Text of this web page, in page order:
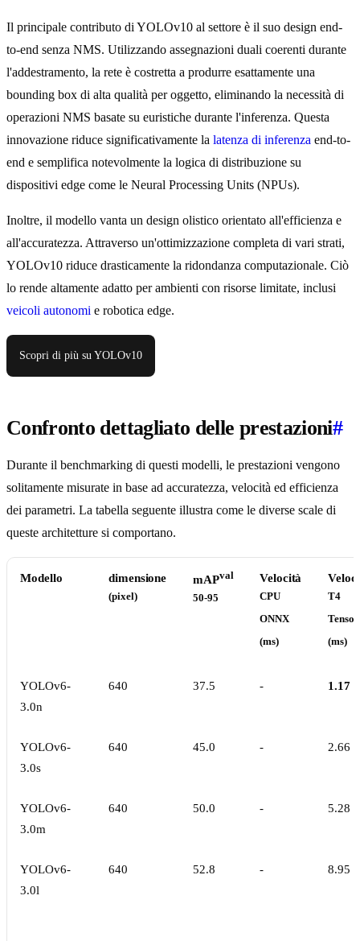
Il principale contributo di YOLOv10 al settore è il suo design end-
to-end senza NMS. Utilizzando assegnazioni duali coerenti durante
l'addestramento, la rete è costretta a produrre esattamente una
bounding box di alta qualità per oggetto, eliminando la necessità di
operazioni NMS basate su euristiche durante l'inferenza. Questa
innovazione riduce significativamente la latenza di inferenza end-to-
end e semplifica notevolmente la logica di distribuzione su
dispositivi edge come le Neural Processing Units (NPUs).
Inoltre, il modello vanta un design olistico orientato all'efficienza e
all'accuratezza. Attraverso un'ottimizzazione completa di vari strati,
YOLOv10 riduce drasticamente la ridondanza computazionale. Ciò
lo rende altamente adatto per ambienti con risorse limitate, inclusi
veicoli autonomi e robotica edge.
Scopri di più su YOLOv10
Confronto dettagliato delle prestazioni#
Durante il benchmarking di questi modelli, le prestazioni vengono
solitamente misurate in base ad accuratezza, velocità ed efficienza
dei parametri. La tabella seguente illustra come le diverse scale di
queste architetture si comportano.
Modello dimensione
(pixel)
mAPval
50-95
Velocità
CPU
ONNX
(ms)
T4
(ms)
YOLOv6-
3.0n
640 37.5 - 1.17
YOLOv6-
3.0s
640 45.0 - 2.66
YOLOv6-
3.0m
640 50.0 - 5.28
YOLOv6-
3.0l
640 52.8 - 8.95